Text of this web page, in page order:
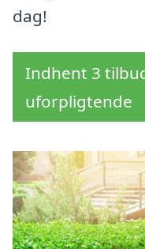
dag!
Indhent 3
uforpligtende